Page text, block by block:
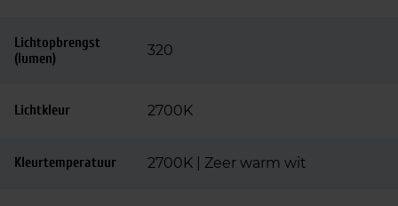
Lichtopbrengst
(lumen)
320
Lichtkleur 2700K
Kleurtemperatuur 2700K | Zeer warm wit